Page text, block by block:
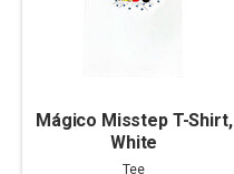
Mágico Misstep T-Shirt,
White
Tee